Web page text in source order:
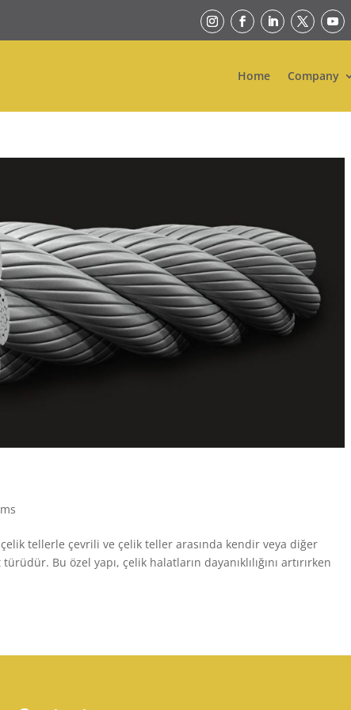
Home Company
çelik tellerle çevrili ve çelik teller arasında kendir veya diğer
Bu özel yapı, çelik halatların dayanıklılığını artırırken